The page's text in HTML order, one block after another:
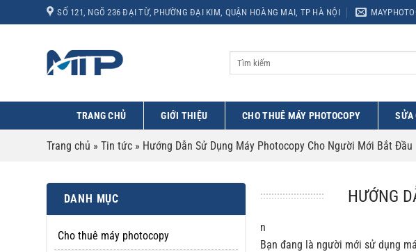
qua
SỐ 121, NGÕ 236 ĐẠI TỪ, PHƯỜNG ĐẠI KIM, QUẬN HOÀNG MAI, TP HÀ NỘI
TRANG CHỦ GIỚI THIỆU CHO THUÊ MÁY PHOTOCOPY SỬA
Trang chủ » Tin tức » Hướng Dẫn Sử Dụng Máy Photocopy Cho Người Mới Bắt Đầu
DANH MỤC
Cho thuê máy photocopy
HƯỚNG
n
Bạn đang là người mới sử dụng